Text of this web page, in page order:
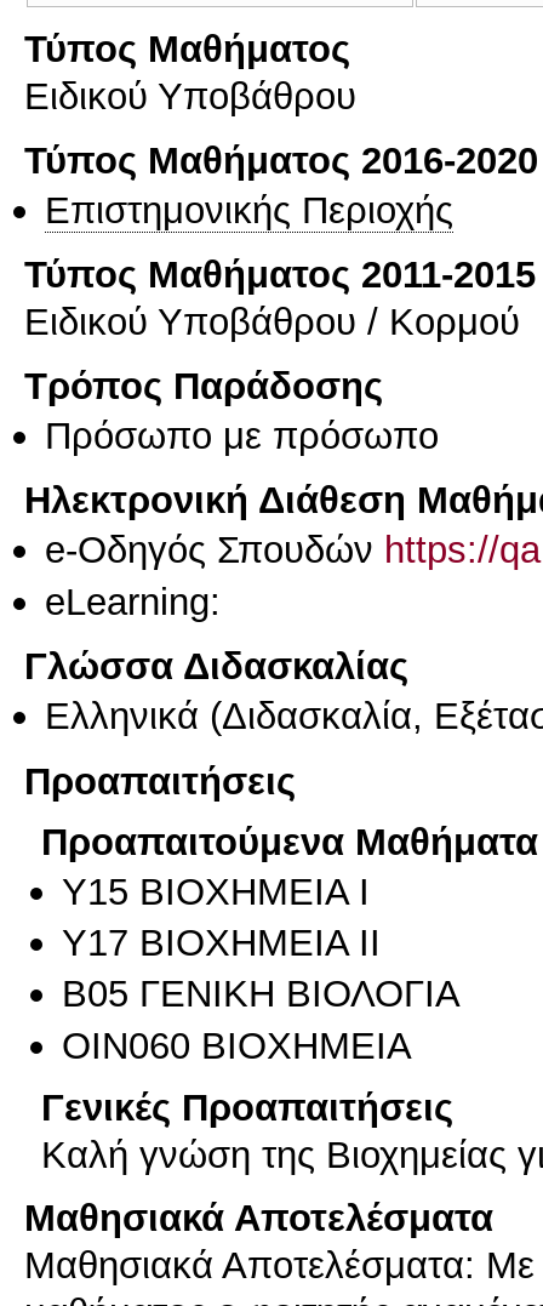
Τύπος Μαθήματος
Ειδικού Υποβάθρου
Τύπος Μαθήματος 2016-2020
Επιστημονικής Περιοχής
Τύπος Μαθήματος 2011-2015
Ειδικού Υποβάθρου / Κορμού
Τρόπος Παράδοσης
Πρόσωπο με πρόσωπο
Ηλεκτρονική Διάθεση
e-Οδηγός Σπουδών https://
eLearning:
Γλώσσα Διδασκαλίας
Ελληνικά (Διδασκαλία,
Προαπαιτήσεις
Προαπαιτούμενα Μαθήματα
Υ15 ΒΙΟΧΗΜΕΙΑ Ι
Υ17 ΒΙΟΧΗΜΕΙΑ ΙΙ
Β05 ΓΕΝΙΚΗ ΒΙΟΛΟΓΙΑ
ΟΙΝ060 ΒΙΟΧΗΜΕΙΑ
Γενικές Προαπαιτήσεις
Καλή γνώση της Βιοχημείας
Μαθησιακά Αποτελέσματα
Μαθησιακά Αποτελέσματα: Με